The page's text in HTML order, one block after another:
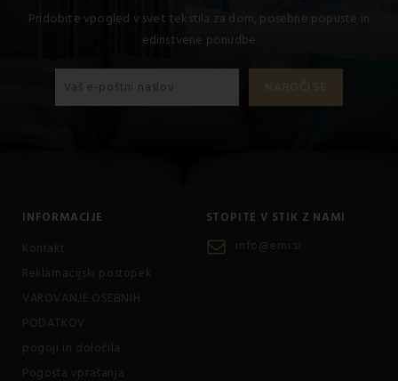
Pridobite vpogled v svet tekstila za dom, posebne popuste in
edinstvene ponudbe
INFORMACIJE
Kontakt
Reklamacijski postopek
VAROVANJE OSEBNIH
PODATKOV
pogoji in določila
Pogosta vprašanja
STOPITE V STIK Z NAMI
info@emi.si